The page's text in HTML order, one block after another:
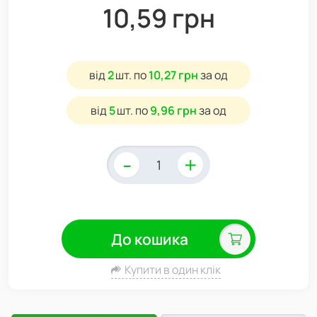
10,59 грн
від2шт. по10,27 грнза од
від 5шт. по9,96 грнза од
- +
До кошика
Купити в один клік